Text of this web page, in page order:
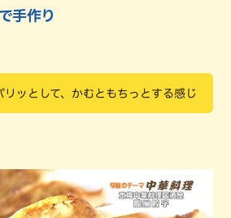
手作り
リッとして、かむともちっとする感じ